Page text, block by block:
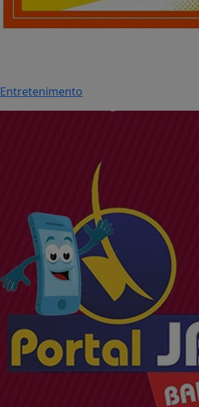
Entretenimento